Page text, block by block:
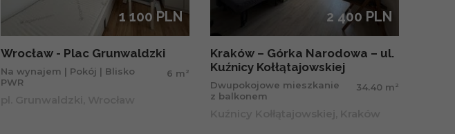
1 100 PLN
Wrocław - Plac Grunwaldzki
Na wynajem | Pokój | Blisko
PWR
6 m 2
2 400 PLN
Kraków – Górka Narodowa – ul.
Kuźnicy Kołłątajowskiej
Dwupokojowe mieszkanie
z balkonem
34.40 m 2